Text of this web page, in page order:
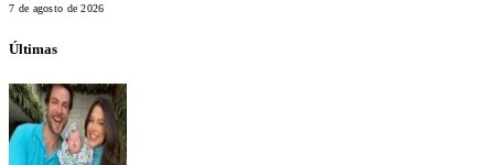
7 de agosto de 2026
Últimas